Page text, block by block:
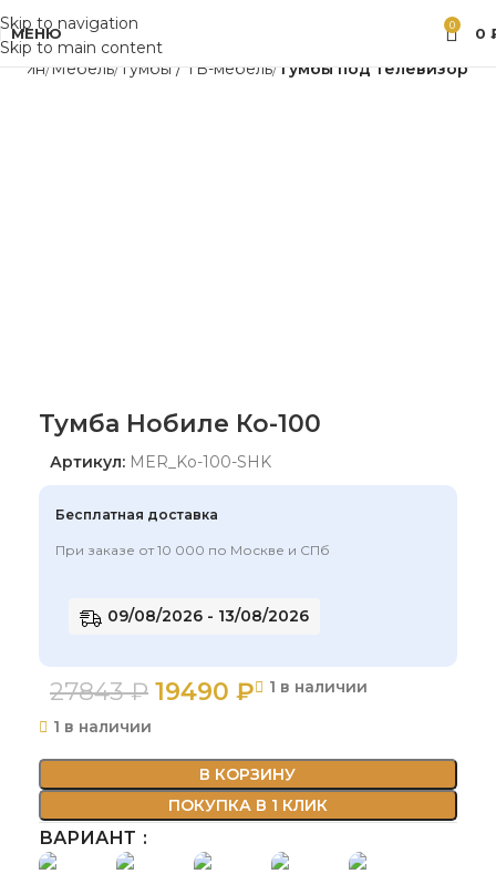
Skip to navigation
Skip to main content
МЕНЮ 0 0
Мебель Тумбы / ТВ-мебель Тумбы под телевизор
Тумба Нобиле Ко-100
Артикул: MER_Ko-100-SHK
Бесплатная доставка
При заказе от 10 000 по Москве и СПб
09/08/2026 - 13/08/2026
27843₽ 19490 ₽
1 в наличии
1 в наличии
В КОРЗИНУ
ПОКУПКА В 1 КЛИК
ВАРИАНТ